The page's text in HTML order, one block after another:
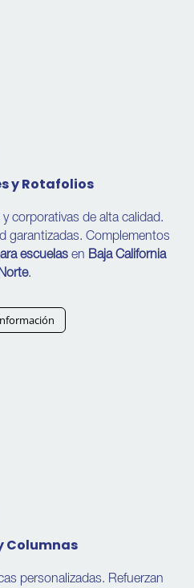
y Rotafolios
corporativas de alta calidad.
garantizadas. Complementos
escuelasen Baja California
Norte.
Columnas
personalizadas. Refuerzan